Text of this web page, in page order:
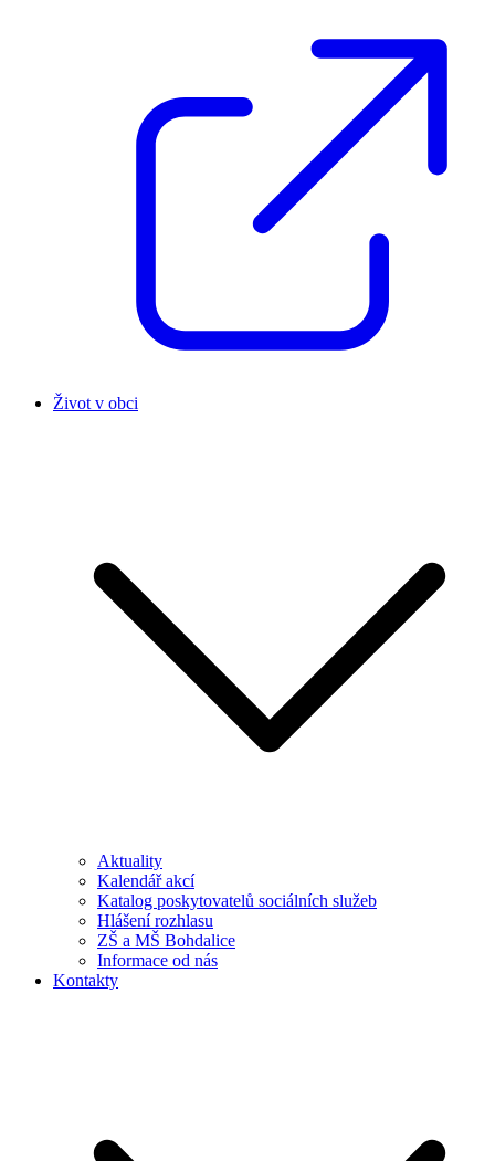
Život v obci
Aktuality
Kalendář akcí
Katalog poskytovatelů sociálních služeb
Hlášení rozhlasu
ZŠ a MŠ Bohdalice
Informace od nás
Kontakty